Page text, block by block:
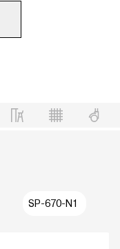
SP-670-N1